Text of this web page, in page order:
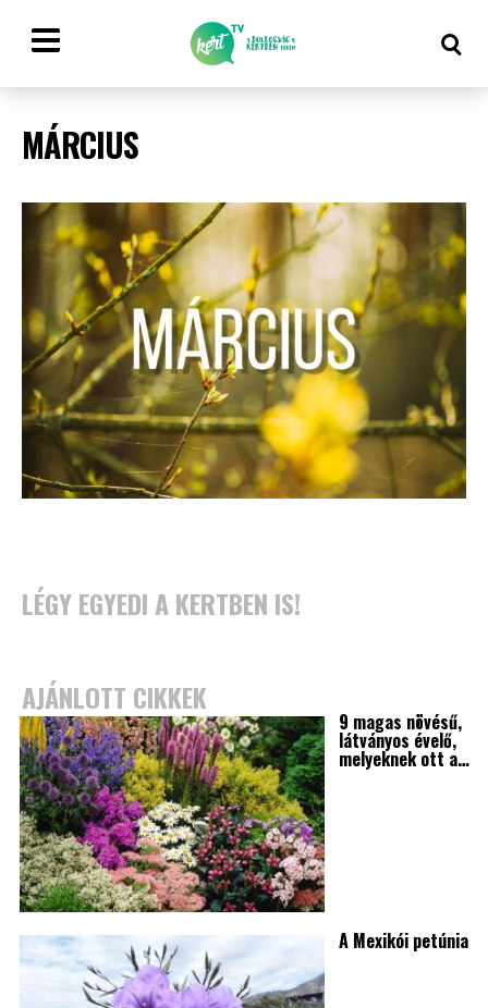
MÁRCIUS
LÉGY EGYEDI A KERTBEN IS!
AJÁNLOTT CIKKEK
9 magas növésű,
látványos évelő,
melyeknek ott a…
A Mexikói petúnia